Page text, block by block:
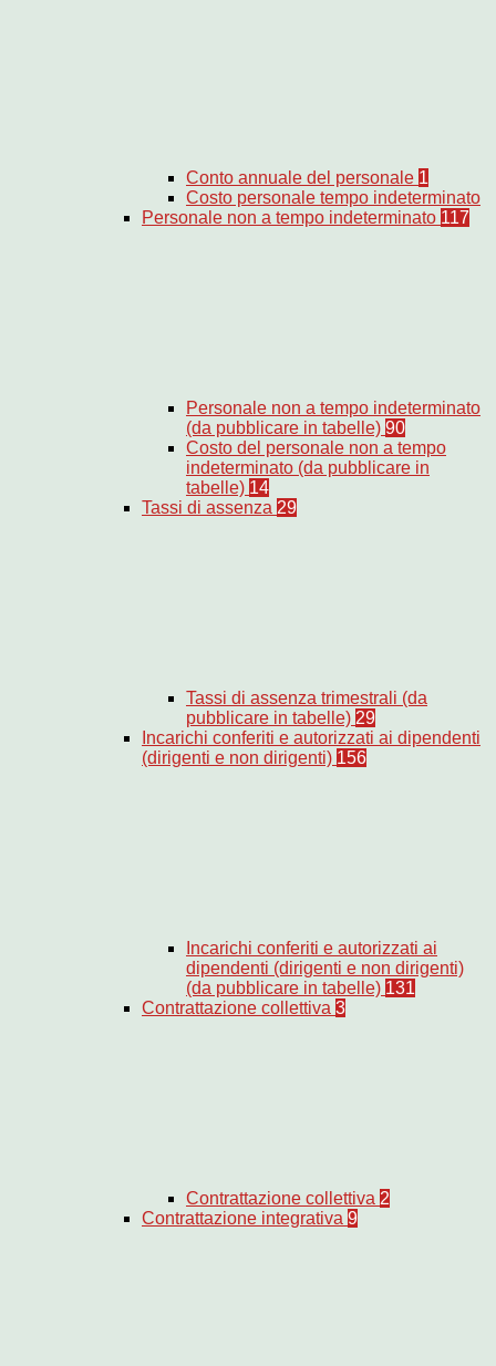
Conto annuale del personale 1
Costo personale tempo indeterminato
Personale non a tempo indeterminato 117
Personale non a tempo indeterminato
(da pubblicare in tabelle) 90
Costo del personale non a tempo
indeterminato (da pubblicare in
tabelle) 14
Tassi di assenza 29
Tassi di assenza trimestrali (da
pubblicare in tabelle) 29
Incarichi conferiti e autorizzati ai dipendenti
(dirigenti e non dirigenti) 156
Incarichi conferiti e autorizzati ai
dipendenti (dirigenti e non dirigenti)
(da pubblicare in tabelle) 131
Contrattazione collettiva 3
Contrattazione collettiva 2
Contrattazione integrativa 9